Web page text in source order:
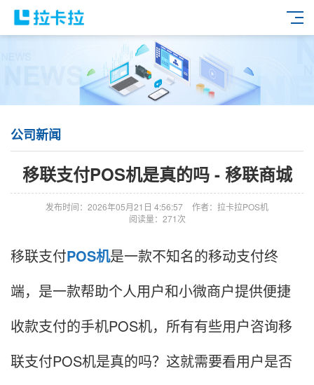
公司新闻
移联支付POS机是真的吗 - 移联商城
发布时间：2026年05月21日 4:56:57
作者：拉卡拉POS机
阅读量：271次
移联支付POS机是一款不知名的移动支付终
端，是一款帮助个人用户和小微商户提供便捷
收款支付的手机POS机，所有有些用户咨询移
联支付POS机是真的吗？这就需要看用户是否